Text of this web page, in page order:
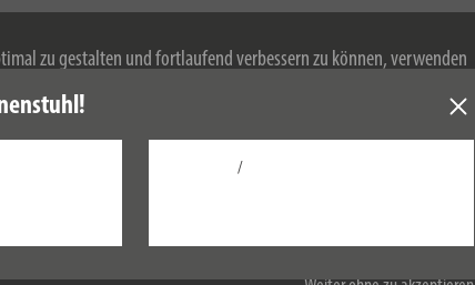
zu gestalten und fortlaufend verbessern zu können, verwenden
der Webseite stimmen Sie der Verwendung von Cookies zu.
erhalten Sie in unserer
/